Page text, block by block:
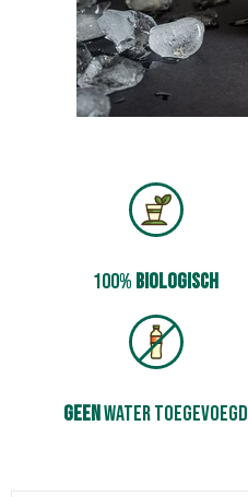
100% biologisch
geen­water toegevoegd